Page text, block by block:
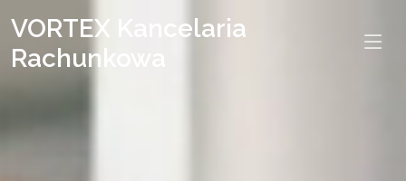
VORTEX Kancelaria
Rachunkowa